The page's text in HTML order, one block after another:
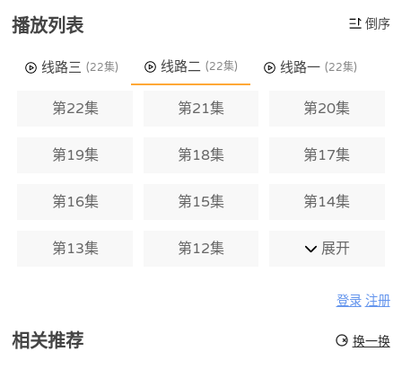
播放列表 倒序
线路三 (22集) 线路二 (22集) 线路一 (22集)
第22集 第21集 第20集
第19集 第18集 第17集
第16集 第15集 第14集
第13集 第12集 展开
登录 注册
相关推荐 换一换